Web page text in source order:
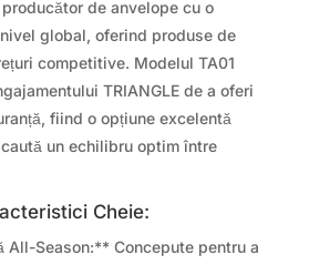
producător de anvelope cu o
global, oferind produse de
competitive. Modelul TA01
TRIANGLE de a oferi
fiind o opțiune excelentă
un echilibru optim între
Cheie:
All-Season:** Concepute pentru a